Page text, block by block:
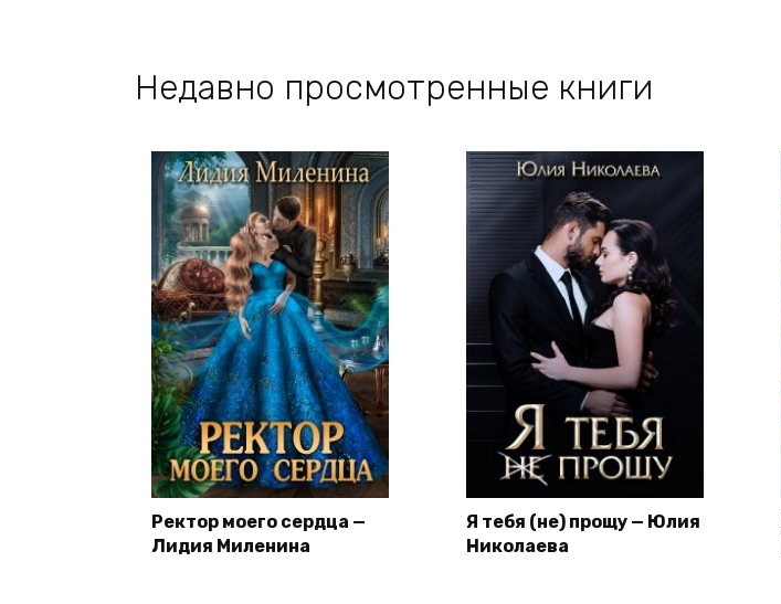
Недавно просмотренные книги
Ректор моего сердца —
Лидия Миленина
Я тебя (не) прощу — Юлия
Николаева